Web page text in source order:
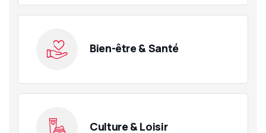
Bien-être & Santé
Culture & Loisir